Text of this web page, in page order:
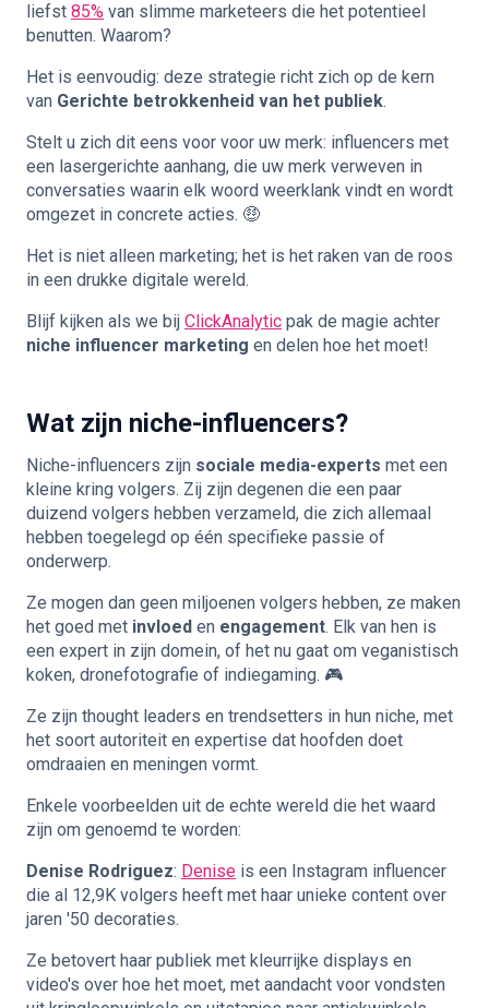
liefst 85% van slimme marketeers die het potentieel
benutten. Waarom?
Het is eenvoudig: deze strategie richt zich op de kern
van Gerichte betrokkenheid van het publiek.
Stelt u zich dit eens voor voor uw merk: influencers met
een lasergerichte aanhang, die uw merk verweven in
conversaties waarin elk woord weerklank vindt en wordt
omgezet in concrete acties. 🤑
Het is niet alleen marketing; het is het raken van de roos
in een drukke digitale wereld.
Blijf kijken als we bij ClickAnalytic pak de magie achter
niche influencer marketing en delen hoe het moet!
Wat zijn niche-influencers?
Niche-influencers zijn sociale media-experts met een
kleine kring volgers. Zij zijn degenen die een paar
duizend volgers hebben verzameld, die zich allemaal
hebben toegelegd op één specifieke passie of
onderwerp.
Ze mogen dan geen miljoenen volgers hebben, ze maken
het goed met invloed en engagement. Elk van hen is
een expert in zijn domein, of het nu gaat om veganistisch
koken, dronefotografie of indiegaming. 🎮
Ze zijn thought leaders en trendsetters in hun niche, met
het soort autoriteit en expertise dat hoofden doet
omdraaien en meningen vormt.
Enkele voorbeelden uit de echte wereld die het waard
zijn om genoemd te worden:
Denise Rodriguez: Denise is een Instagram influencer
die al 12,9K volgers heeft met haar unieke content over
jaren '50 decoraties.
Ze betovert haar publiek met kleurrijke displays en
video's over hoe het moet, met aandacht voor vondsten